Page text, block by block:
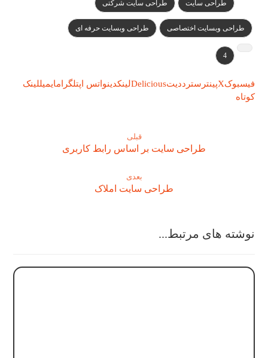
طراحی سایت طراحی سایت شرکتی
طراحی وبسایت اختصاصی طراحی وبسایت حرفه ای
4
فیسبوکXپینترسترددیتDeliciousلینکدینواتس اپتلگرامایمیللینک
کوتاه
قبلی
طراحی سایت بر اساس رابط کاربری
بعدی
طراحی سایت املاک
نوشته های مرتبط...